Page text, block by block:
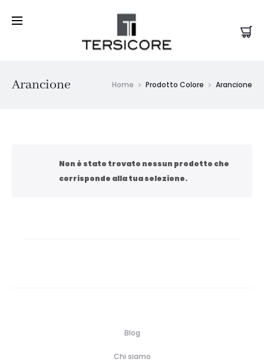
Arancione Home Prodotto Colore Arancione
Non è stato trovato nessun prodotto che
corrisponde alla tua selezione.
Blog
Chi siamo